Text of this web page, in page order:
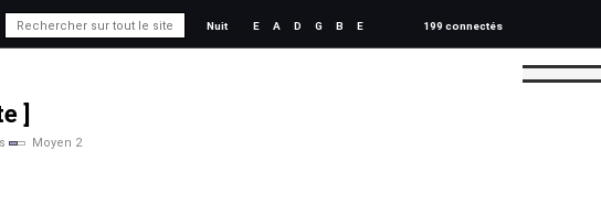
Nuit E A D G B E 199 connectés
]
Moyen 2